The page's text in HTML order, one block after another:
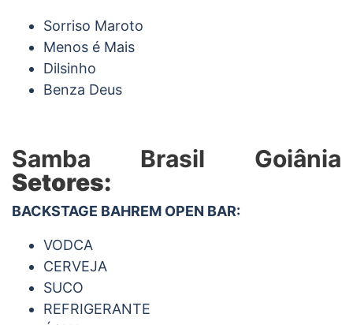
Sorriso Maroto
Menos é Mais
Dilsinho
Benza Deus
Samba Brasil Goiânia
Setores:
BACKSTAGE BAHREM OPEN BAR:
VODCA
CERVEJA
SUCO
REFRIGERANTE